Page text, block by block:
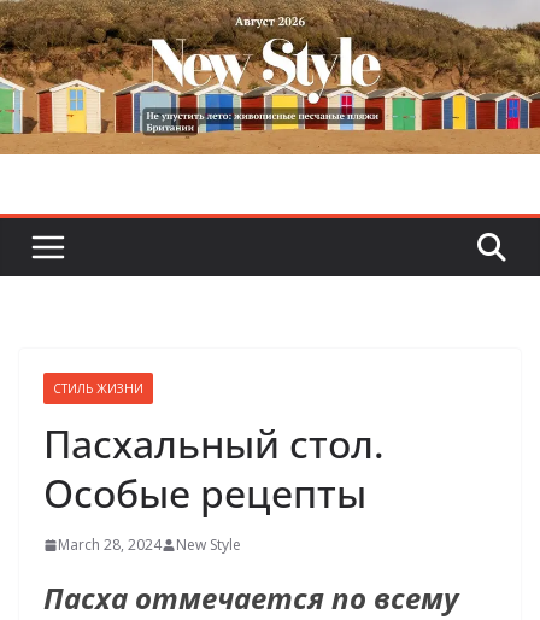
Skip
to
content
СТИЛЬ ЖИЗНИ
Пасхальный стол.
Особые рецепты
March 28, 2024 New Style
Пасха отмечается по всему